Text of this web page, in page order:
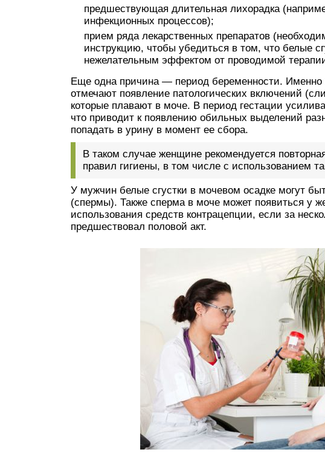
предшествующая длительная лихорадка
инфекционных процессов);
прием ряда лекарственных препаратов
инструкцию, чтобы убедиться в том, что белые
нежелательным эффектом от проводимой
Еще одна причина — период беременности.
отмечают появление патологических включений
которые плавают в моче. В период гестации
что приводит к появлению обильных выделений
попадать в урину в момент ее сбора.
В таком случае женщине рекомендуется
правил гигиены, в том числе с использованием
У мужчин белые сгустки в мочевом осадке могут
(спермы). Также сперма в моче может появиться у
использования средств контрацепции, если за
предшествовал половой акт.